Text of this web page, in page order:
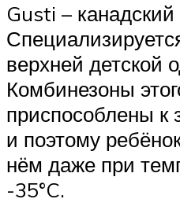
Gusti –
верхней детской
Комбинезоны
приспособлены
и поэтому
нём даже при
-35°C.